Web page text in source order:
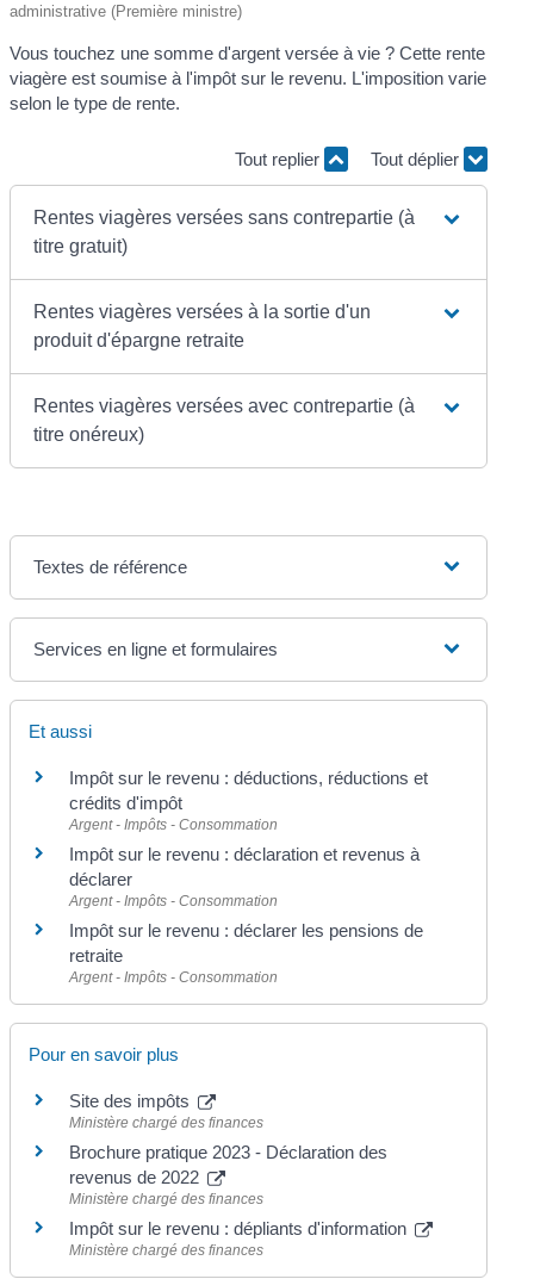
administrative (Première ministre)
Vous touchez une somme d'argent versée à vie ? Cette rente
viagère est soumise à l'impôt sur le revenu. L'imposition varie
selon le type de rente.
Tout replier Tout déplier
Rentes viagères versées sans contrepartie (à
titre gratuit)
Rentes viagères versées à la sortie d'un
produit d'épargne retraite
Rentes viagères versées avec contrepartie (à
titre onéreux)
Textes de référence
Services en ligne et formulaires
Et aussi
Impôt sur le revenu : déductions, réductions et
crédits d'impôt
Argent - Impôts - Consommation
Impôt sur le revenu : déclaration et revenus à
déclarer
Argent - Impôts - Consommation
Impôt sur le revenu : déclarer les pensions de
retraite
Argent - Impôts - Consommation
Pour en savoir plus
Site des impôts
Ministère chargé des finances
Brochure pratique 2023 - Déclaration des
revenus de 2022
Ministère chargé des finances
Impôt sur le revenu : dépliants d'information
Ministère chargé des finances